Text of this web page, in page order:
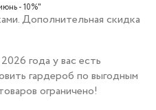
- 10%"
Дополнительная скидка
года у вас есть
гардероб по выгодным
ограничено!